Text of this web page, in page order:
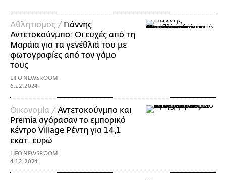
Αθλητισμός / Γιάννης
Αντετοκούνμπο: Οι ευχές από τη
Μαράια για τα γενέθλιά του με
φωτογραφίες από τον γάμο
τους
LIFO NEWSROOM
6.12.2024
Οικονομία /Αντετοκούνμπο και
Premia αγόρασαν το εμπορικό
κέντρο Village Ρέντη για 14,1
εκατ. ευρώ
LIFO NEWSROOM
4.12.2024